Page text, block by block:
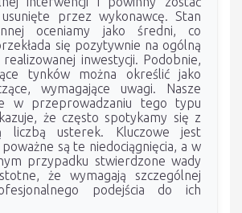
usunięte przez wykonawcę. Stan
oceniamy jako średni, co
się pozytywnie na ogólną
realizowanej inwestycji. Podobnie,
tynków można określić jako
wymagające uwagi. Nasze
w przeprowadzaniu tego typu
że często spotykamy się z
liczbą usterek. Kluczowe jest
są te niedociągnięcia, a w
przypadku stwierdzone wady
że wymagają szczególnej
podejścia do ich